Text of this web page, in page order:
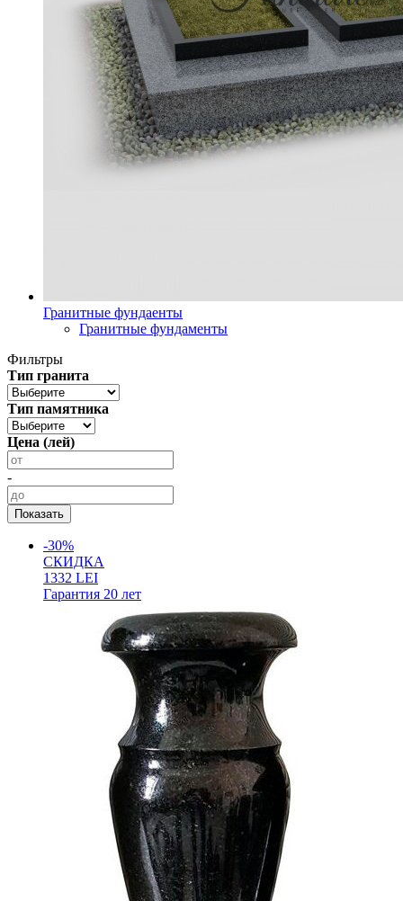
Гранитные фундаенты
Гранитные фундаменты
Фильтры
Тип гранита
Тип памятника
Цена (лей)
-
-30%
СКИДКА
1332 LEI
Гарантия 20 лет